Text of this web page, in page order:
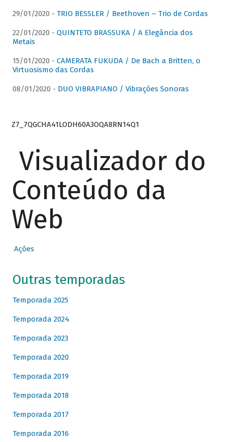
29/01/2020 - TRIO BESSLER / Beethoven – Trio de Cordas
22/01/2020 - QUINTETO BRASSUKA / A Elegância dos
Metais
15/01/2020 - CAMERATA FUKUDA / De Bach a Britten, o
Virtuosismo das Cordas
08/01/2020 - DUO VIBRAPIANO / Vibrações Sonoras
Z7_7QGCHA41LODH60A3OQA8RN14Q1
Visualizador do
Conteúdo da
Web
Ações
Outras temporadas
Temporada 2025
Temporada 2024
Temporada 2023
Temporada 2020
Temporada 2019
Temporada 2018
Temporada 2017
Temporada 2016